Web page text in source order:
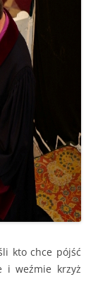
kto chce pójść
i weźmie krzyż